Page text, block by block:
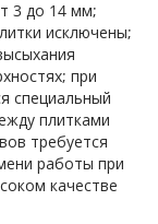
3 до 14 мм;
исключены;
при
специальный
плитками
требуется
работы при
качестве